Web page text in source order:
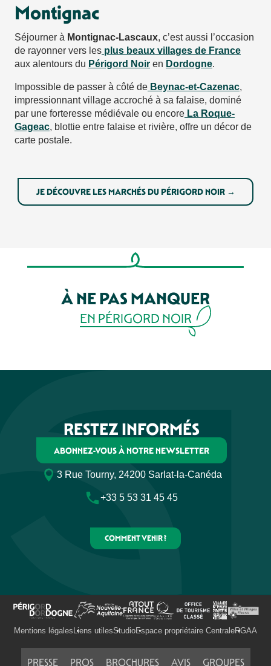
Montignac
Séjourner à Montignac-Lascaux, c’est aussi l’occasion
de rayonner vers les plus beaux villages de France
aux alentours du Périgord Noir en Dordogne.
Impossible de passer à côté de Beynac-et-Cazenac,
impressionnant village accroché à sa falaise, dominé
par une forteresse médiévale ou encore La Roque-
Gageac, blottie entre falaise et rivière, offre un décor de
carte postale.
JE DÉCOUVRE LES MARCHÉS DU PÉRIGORD NOIR →
À NE PAS MANQUER
EN PÉRIGORD NOIR
RESTEZ INFORMÉS
ABONNEZ-VOUS À NOTRE NEWSLETTER
3 Rue Tourny, 24200 Sarlat-la-Canéda
+33 5 53 31 45 45
COMMENT VENIR ?
Mentions légales Liens utilesStudioEspace propriétaire CentraleRGAA
PRESSE PROS BROCHURES AVIS GROUPES